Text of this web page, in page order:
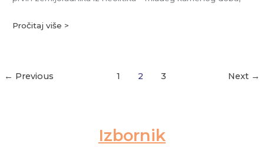
Pročitaj više >
← Previous 1 2 3 Next →